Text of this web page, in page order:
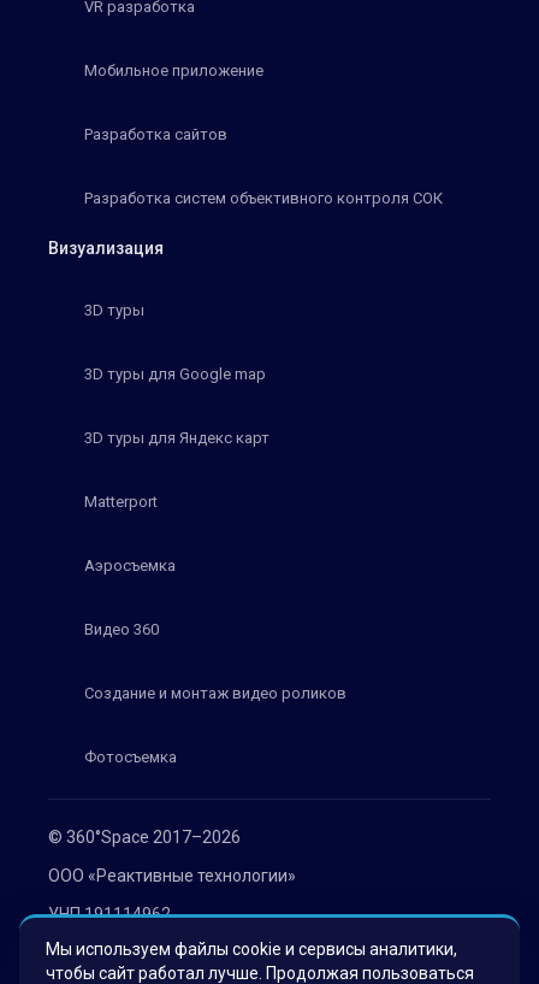
© 360°Space 2017–2026
ООО «Реактивные технологии»
УНП 191114962
г. Минск, ул. Мележа 1, офис 402
VR разработка
Мобильное приложение
Разработка сайтов
Разработка систем объективного контроля СОК
Визуализация
3D туры
3D туры для Google map
3D туры для Яндекс карт
Matterport
Аэросъемка
Видео 360
Создание и монтаж видео роликов
Фотосъемка
Мы используем файлы cookie и сервисы аналитики,
чтобы сайт работал лучше. Продолжая пользоваться